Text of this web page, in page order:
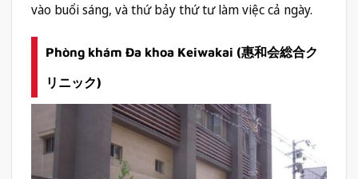
vào buổi sáng, và thứ bảy thứ tư làm việc cả ngày.
Phòng khám Đa khoa Keiwakai (惠和会総合ク
リニック)